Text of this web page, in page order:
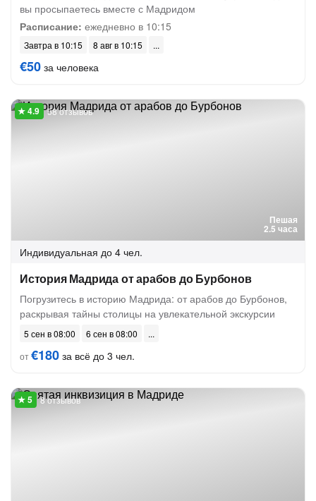
вы просыпаетесь вместе с Мадридом
Расписание: ежедневно в 10:15
Завтра в 10:15 8 авг в 10:15
€50 за человека
Пешая
2.5 часа
58 отзывов
Индивидуальная до 4 чел.
История Мадрида от арабов до Бурбонов
Погрузитесь в историю Мадрида: от арабов до Бурбонов,
раскрывая тайны столицы на увлекательной экскурсии
5 сен в 08:00
6 сен в 08:00
от€180 за всё до 3 чел.
8 отзывов